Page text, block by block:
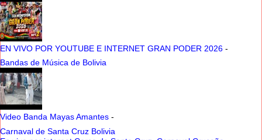
EN VIVO POR YOUTUBE E INTERNET GRAN PODER 2026 -
Bandas de Música de Bolivia
Video Banda Mayas Amantes -
Carnaval de Santa Cruz Bolivia